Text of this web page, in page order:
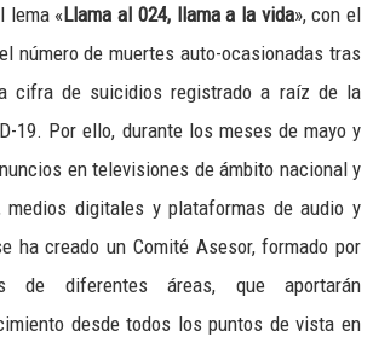
lema «Llama al 024, llama a la vida», con el
número de muertes auto-ocasionadas tras
cifra de suicidios registrado a raíz de la
19. Por ello, durante los meses de mayo y
en televisiones de ámbito nacional y
medios digitales y plataformas de audio y
ha creado un Comité Asesor, formado por
de diferentes áreas, que aportarán
desde todos los puntos de vista en